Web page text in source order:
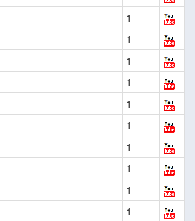
1
1
1
1
1
1
1
1
1
1